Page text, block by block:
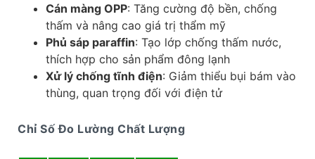
Cán màng OPP: Tăng cường độ bền, chống
thấm và nâng cao giá trị thẩm mỹ
Phủ sáp paraffin: Tạo lớp chống thấm nước,
thích hợp cho sản phẩm đông lạnh
Xử lý chống tĩnh điện: Giảm thiểu bụi bám vào
thùng, quan trọng đối với điện tử
Chỉ Số Đo Lường Chất Lượng